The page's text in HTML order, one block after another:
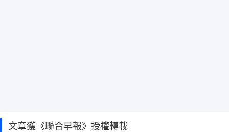
文章獲《聯合早報》授權轉載